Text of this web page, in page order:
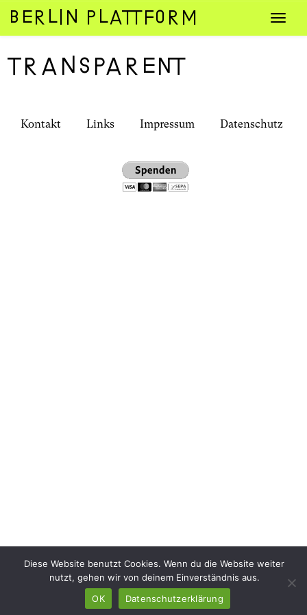
Zum
Inhalt
springen
transparent
Kontakt Links Impressum Datenschutz
Diese Website benutzt Cookies. Wenn du die Website weiter
nutzt, gehen wir von deinem Einverständnis aus.
OK
Datenschutzerklärung